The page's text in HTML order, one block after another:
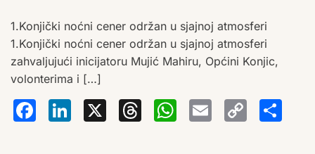
1.Konjički noćni cener održan u sjajnoj atmosferi
1.Konjički noćni cener održan u sjajnoj atmosferi
zahvaljujući inicijatoru Mujić Mahiru, Općini Konjic,
volonterima i […]
Facebook
LinkedIn
X Threads
Email